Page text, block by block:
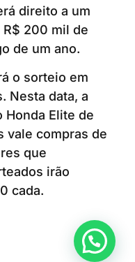
direito a um
200 mil de
de um ano.
o sorteio em
Nesta data, a
Honda Elite de
vale compras de
que
irão
cada.
matéria